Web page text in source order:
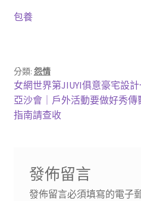
包養
分類: 怨情
文
章
上
一
篇
女網世界第JIUYI俱意豪宅設
下
一
亞沙會｜戶外活動要做好秀傳
指南請查收
發佈留言
發佈留言必須填寫的電子